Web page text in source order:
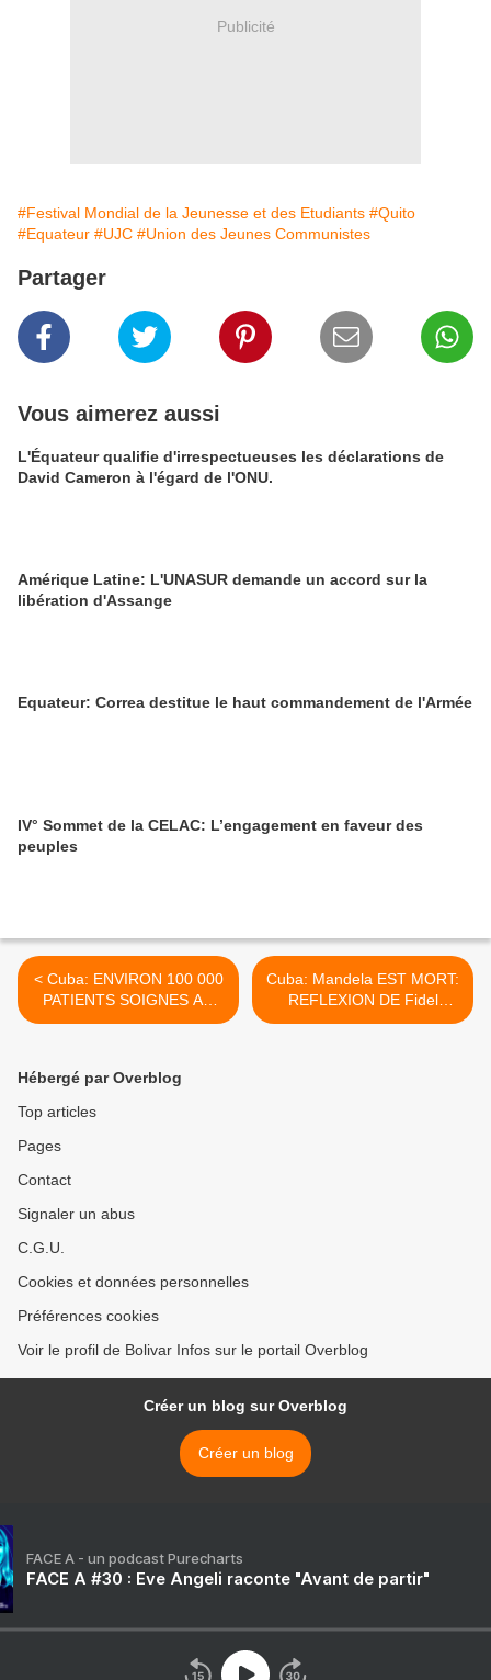
Publicité
#Festival Mondial de la Jeunesse et des Etudiants #Quito
#Equateur #UJC #Union des Jeunes Communistes
Partager
Vous aimerez aussi
L'Équateur qualifie d'irrespectueuses les déclarations de
David Cameron à l'égard de l'ONU.
Amérique Latine: L'UNASUR demande un accord sur la
libération d'Assange
Equateur: Correa destitue le haut commandement de l'Armée
IV° Sommet de la CELAC: L’engagement en faveur des
peuples
< Cuba: ENVIRON 100 000
PATIENTS SOIGNES AU
CIREN
Cuba: Mandela EST MORT:
REFLEXION DE Fidel
Castro, 18 décembre 2013
Hébergé par Overblog
Top articles
Pages
Contact
Signaler un abus
C.G.U.
Cookies et données personnelles
Préférences cookies
Voir le profil de Bolivar Infos sur le portail Overblog
Créer un blog sur Overblog
Créer un blog
FACE A - un podcast Purecharts
FACE A #30 : Eve Angeli raconte "Avant de partir"